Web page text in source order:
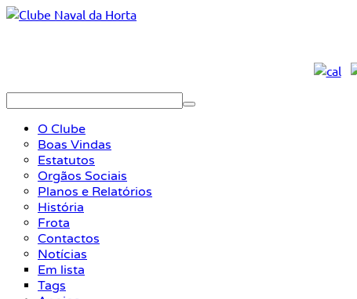
O Clube
Boas Vindas
Estatutos
Orgãos Sociais
Planos e Relatórios
História
Frota
Contactos
Notícias
Em lista
Tags